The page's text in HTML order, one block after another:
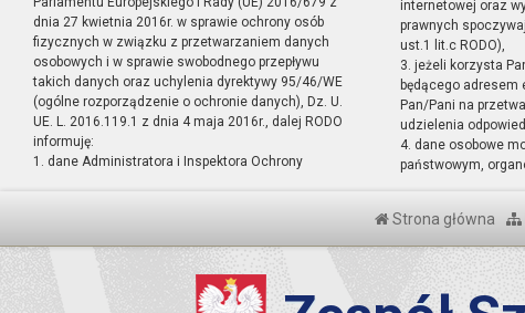
dnia 27 kwietnia 2016r. w sprawie ochrony osób
fizycznych w związku z przetwarzaniem danych
osobowych i w sprawie swobodnego przepływu
takich danych oraz uchylenia dyrektywy 95/46/WE
(ogólne rozporządzenie o ochronie danych), Dz. U.
UE. L. 2016.119.1 z dnia 4 maja 2016r., dalej RODO
informuję:
1. dane Administratora i Inspektora Ochrony
internetowej oraz
prawnych
ust.1 lit.c RODO),
3. jeżeli korzysta
będącego adresem
Pan/Pani na
udzielenia
4. dane osobowe
państwowym,
Strona główna